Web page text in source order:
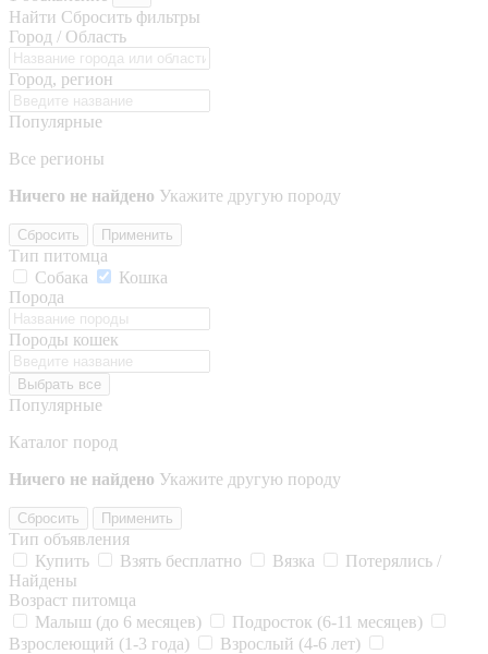
Найти Сбросить фильтры
Город / Область
Город, регион
Популярные
Все регионы
Ничего не найдено Укажите другую породу
Сбросить Применить
Тип питомца
Собака
Кошка
Порода
Породы кошек
Выбрать все
Популярные
Каталог пород
Ничего не найдено Укажите другую породу
Сбросить Применить
Тип объявления
Купить
Взять бесплатно Вязка
Потерялись /
Найдены
Возраст питомца
Малыш (до 6 месяцев)
Подросток (6-11 месяцев)
Взрослеющий (1-3 года)
Взрослый (4-6 лет)